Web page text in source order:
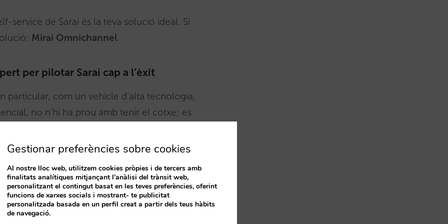
service de Sarai és la teva solució ideal. Si
Mirai Omnichannel.
per pilotar Sarai cap a l’èxit
particular, com un vehicle d’alta tecnologia,
no n’hi ha prou amb tenir el cotxe; es
una estratègia de cursa impecable. Si el teu
especialitzat o el personal adequat per
t’ofereix la solució perfecta.
qualificat i experimentat, dedicat
Sarai, sense requerir la teva intervenció
Gestionar preferències sobre cookies
Al nostre lloc web, utilitzem cookies pròpies i de tercers amb
finalitats analítiques mitjançant l'anàlisi del trànsit web,
personalitzant el contingut basat en les teves preferències, oferint
funcions de xarxes socials i mostrant- te publicitat
personalitzada basada en un perfil creat a partir dels teus hàbits
de navegació.